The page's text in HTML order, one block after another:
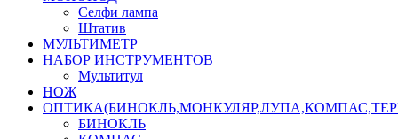
Селфи лампа
Штатив
МУЛЬТИМЕТР
НАБОР ИНСТРУМЕНТОВ
Мультитул
НОЖ
БИНОКЛЬ